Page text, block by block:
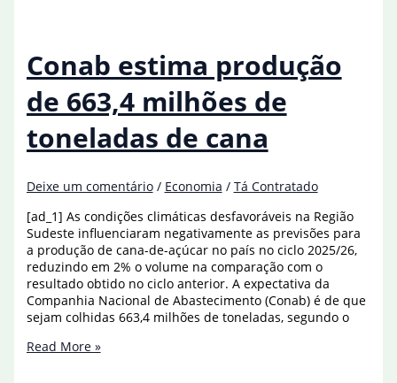
para
o
Dia
dos
Namorados
Conab estima produção
de 663,4 milhões de
toneladas de cana
Deixe um comentário / Economia / Tá Contratado
[ad_1] As condições climáticas desfavoráveis na Região
Sudeste influenciaram negativamente as previsões para
a produção de cana-de-açúcar no país no ciclo 2025/26,
reduzindo em 2% o volume na comparação com o
resultado obtido no ciclo anterior. A expectativa da
Companhia Nacional de Abastecimento (Conab) é de que
sejam colhidas 663,4 milhões de toneladas, segundo o
Conab
Read More »